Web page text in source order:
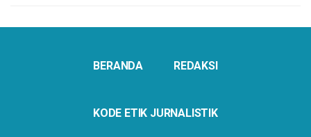
BERANDA REDAKSI
KODE ETIK JURNALISTIK